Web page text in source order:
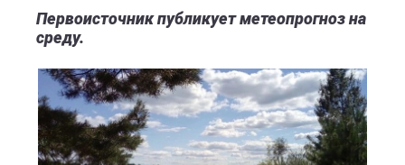
Первоисточник публикует метеопрогноз на
среду.